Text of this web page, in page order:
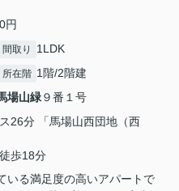
円
間取り 1LDK
所在階 1階/2階建
場山緑９番１号
26分 「馬場山西団地（西
歩18分
いる満足度の高いアパートで